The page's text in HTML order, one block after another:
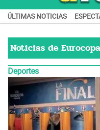
ÚLTIMAS NOTICIAS
Noticias de
Deportes